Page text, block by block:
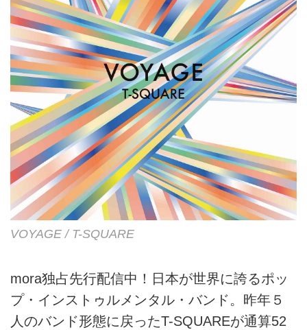
VOYAGE / T-SQUARE
mora独占先行配信中！日本が世界に誇るポッ
プ・インストゥルメンタル・バンド。昨年５
人のバンド形態に戻ったT-SQUAREが通算52